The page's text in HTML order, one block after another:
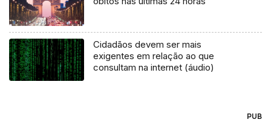
Cidadãos devem ser mais
exigentes em relação ao que
consultam na internet (áudio)
PUB